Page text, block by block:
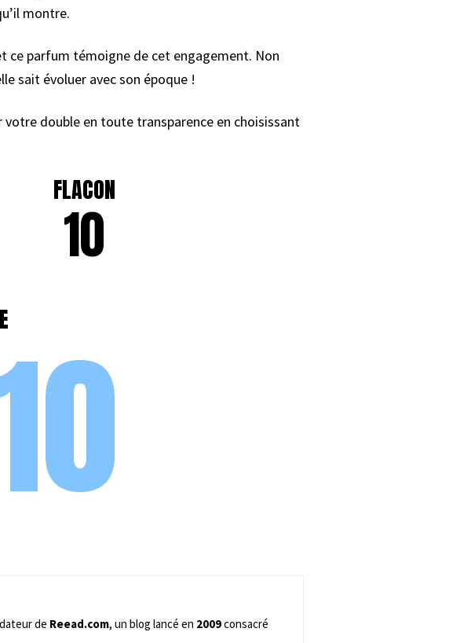
montre.
ce parfum témoigne de cet engagement. Non
sait évoluer avec son époque !
double en toute transparence en choisissant
FLACON
10
de Reead.com, un blog lancé en 2009consacré